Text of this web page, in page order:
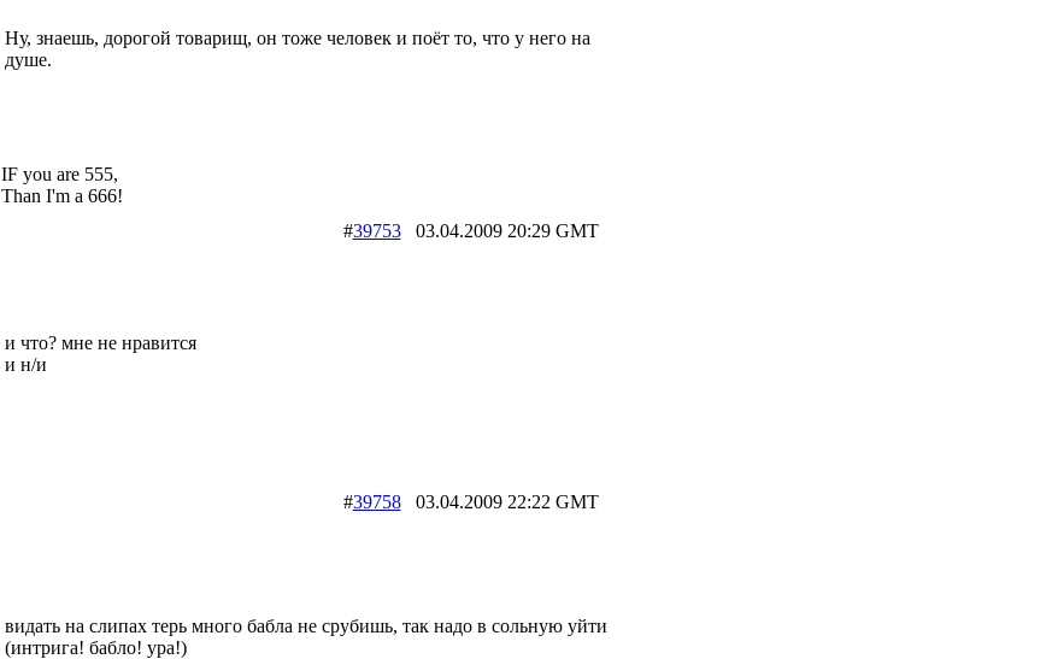
Ну, знаешь, дорогой товарищ, он тоже человек и поёт то, что у него на
душе.
IF you are 555,
Than I'm a 666!
#3975303.04.2009 20:29 GMT
и что? мне не нравится
и н/и
#3975803.04.2009 22:22 GMT
видать на слипах терь много бабла не срубишь, так надо в сольную уйти
(интрига! бабло! ура!)